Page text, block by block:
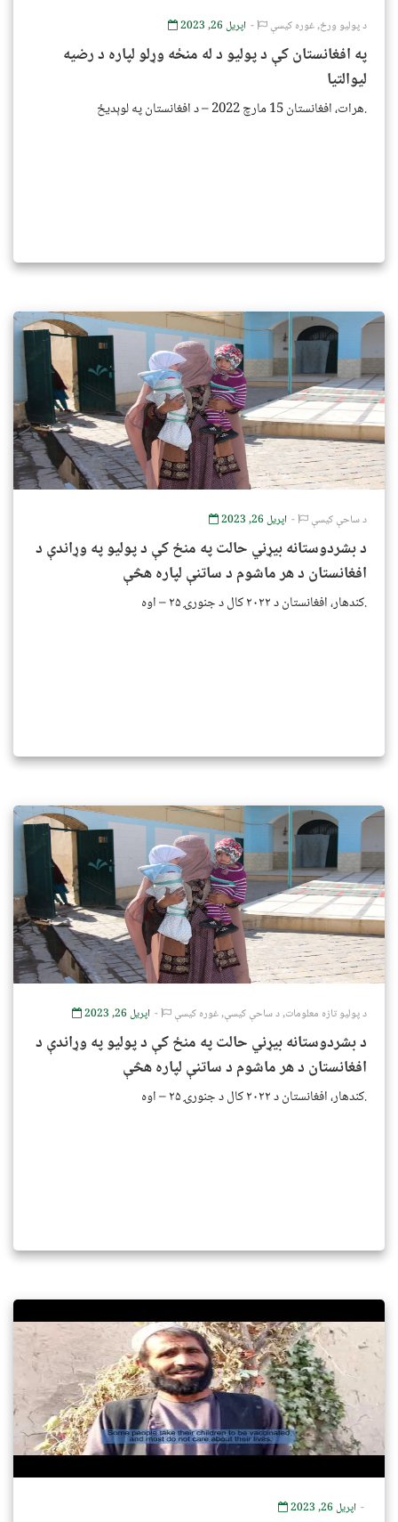
اپریل 26, 2023 د پولیو ورځ,غوره کیسې
په افغانستان کې د پولیو د له منځه وړلو لپاره د رضیه
لیوالتیا
هرات، افغانستان 15 مارچ 2022 – د افغانستان په لوېدیځ.
اپریل 26, 2023 د ساحې کیسې
د بشردوستانه بیړني حالت په منځ کې د پولیو په وړاندې د
افغانستان د هر ماشوم د ساتنې لپاره هڅې
کندهار، افغانستان د ۲۰۲۲ کال د جنورۍ ۲۵ – اوه.
اپریل 26, 2023 د پولیو تازه معلومات,د ساحې کیسې,غوره کیسې
د بشردوستانه بیړني حالت په منځ کې د پولیو په وړاندې د
افغانستان د هر ماشوم د ساتنې لپاره هڅې
کندهار، افغانستان د ۲۰۲۲ کال د جنورۍ ۲۵ – اوه.
اپریل 26, 2023